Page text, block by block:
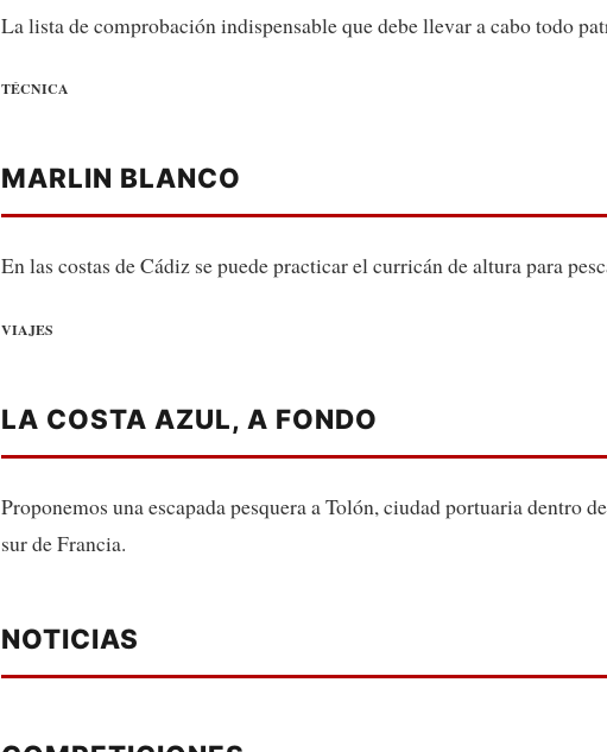
La lista de comprobación indispensable que debe llevar a cabo todo
TÉCNICA
MARLIN BLANCO
En las costas de Cádiz se puede practicar el curricán de altura para
VIAJES
LA COSTA AZUL, A FONDO
Proponemos una escapada pesquera a Tolón, ciudad portuaria dentro
sur de Francia.
NOTICIAS